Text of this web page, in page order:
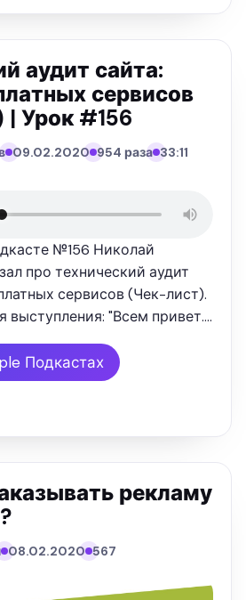
аудит сайта:
сервисов
Урок #156
09.02.2020 954 раза 33:11
№156 Николай
про технический аудит
сервисов (Чек-лист).
выступления: "Всем привет.
он нужен, как он
вещи нужно …
Подкастах
рекламу
08.02.2020 567